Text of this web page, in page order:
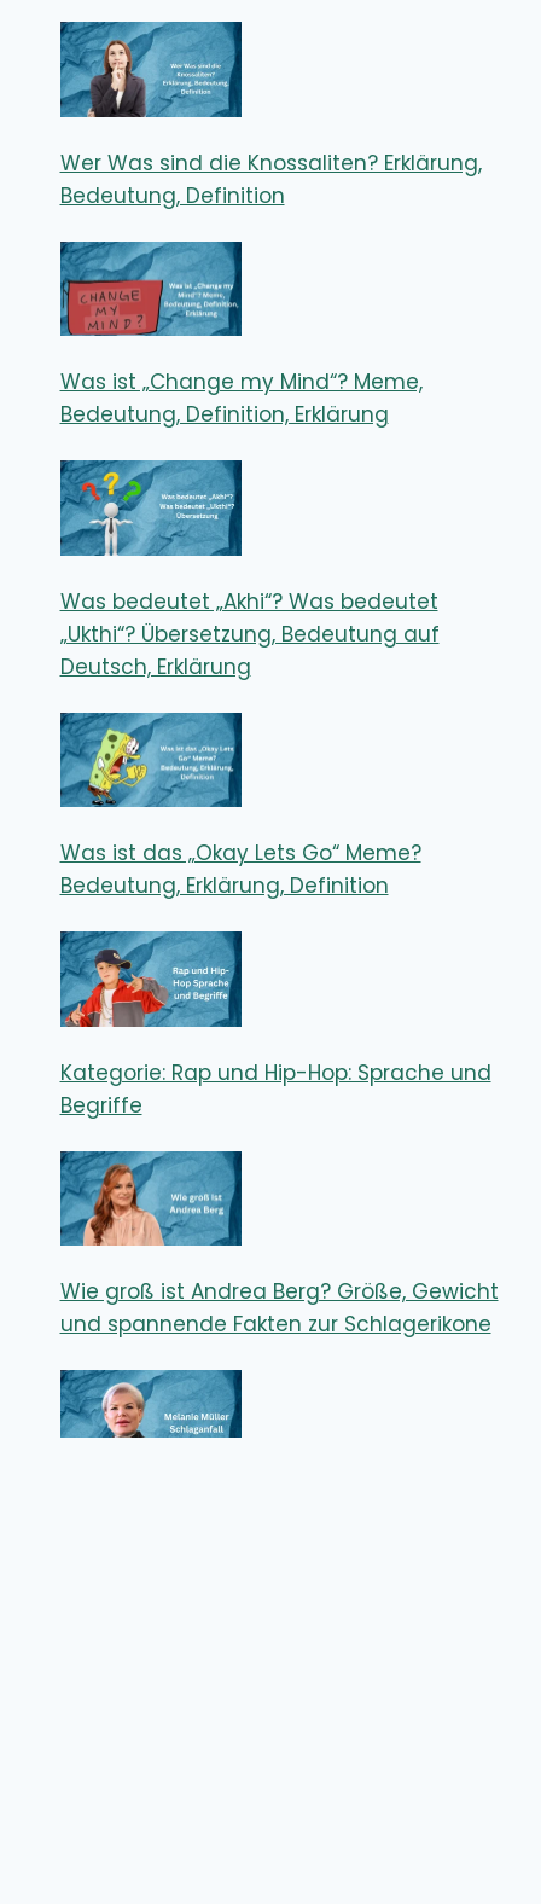
Wer Was sind die Knossaliten? Erklärung,
Bedeutung, Definition
Was ist „Change my Mind“? Meme,
Bedeutung, Definition, Erklärung
Was bedeutet „Akhi“? Was bedeutet
„Ukthi“? Übersetzung, Bedeutung auf
Deutsch, Erklärung
Was ist das „Okay Lets Go“ Meme?
Bedeutung, Erklärung, Definition
Kategorie: Rap und Hip-Hop: Sprache und
Begriffe
Wie groß ist Andrea Berg? Größe, Gewicht
und spannende Fakten zur Schlagerikone